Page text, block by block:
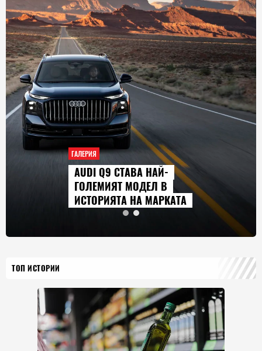
ГАЛЕРИЯ
AUDI Q9 СТАВА НАЙ-
ГОЛЕМИЯТ МОДЕЛ В
ИСТОРИЯТА НА МАРКАТА
ТОП ИСТОРИИ